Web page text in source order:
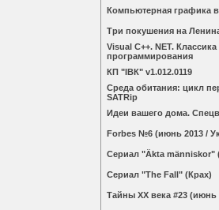
Компьютерная графика
Три покушения на
Visual C++. NET. Классика
программирования
КП "ІВК" v1.012.0119
Среда обитания: цикл
SATRip
Идеи вашего дома.
Forbes №6 (июнь 2013 /
Сериал "Äkta människor"
Сериал "The Fall" (Крах)
Тайны ХХ века #23 (июнь